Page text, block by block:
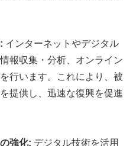
インターネットやデジタル
報収集・分析、オンライン
行います。これにより、被
提供し、迅速な復興を促進
強化: デジタル技術を活用